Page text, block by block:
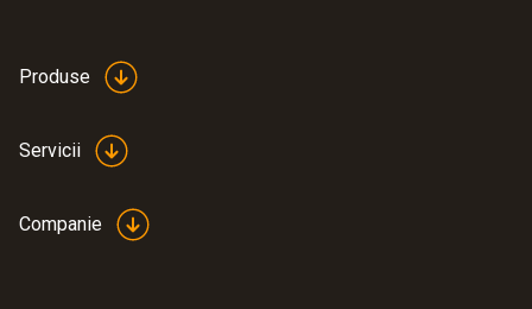
Produse
Servicii
Companie